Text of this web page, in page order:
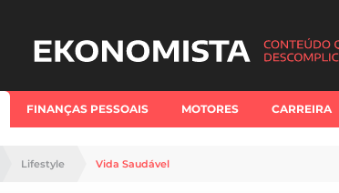
FINANÇAS PESSOAIS MOTORES CARREIRA
Lifestyle Vida Saudável